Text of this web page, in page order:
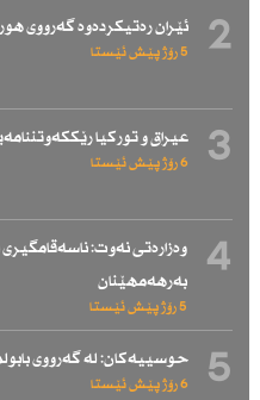
2 ئێران رەتیكردەوە گەرووی
5 رۆژ پێش ئێستا
3 عیراق و توركیا
6 رۆژ پێش ئێستا
4
وەزارەتی نەوت:
بەرهەمهێنان
5 رۆژ پێش ئێستا
5 حوسییەكان: لە گەرووی
6 رۆژ پێش ئێستا